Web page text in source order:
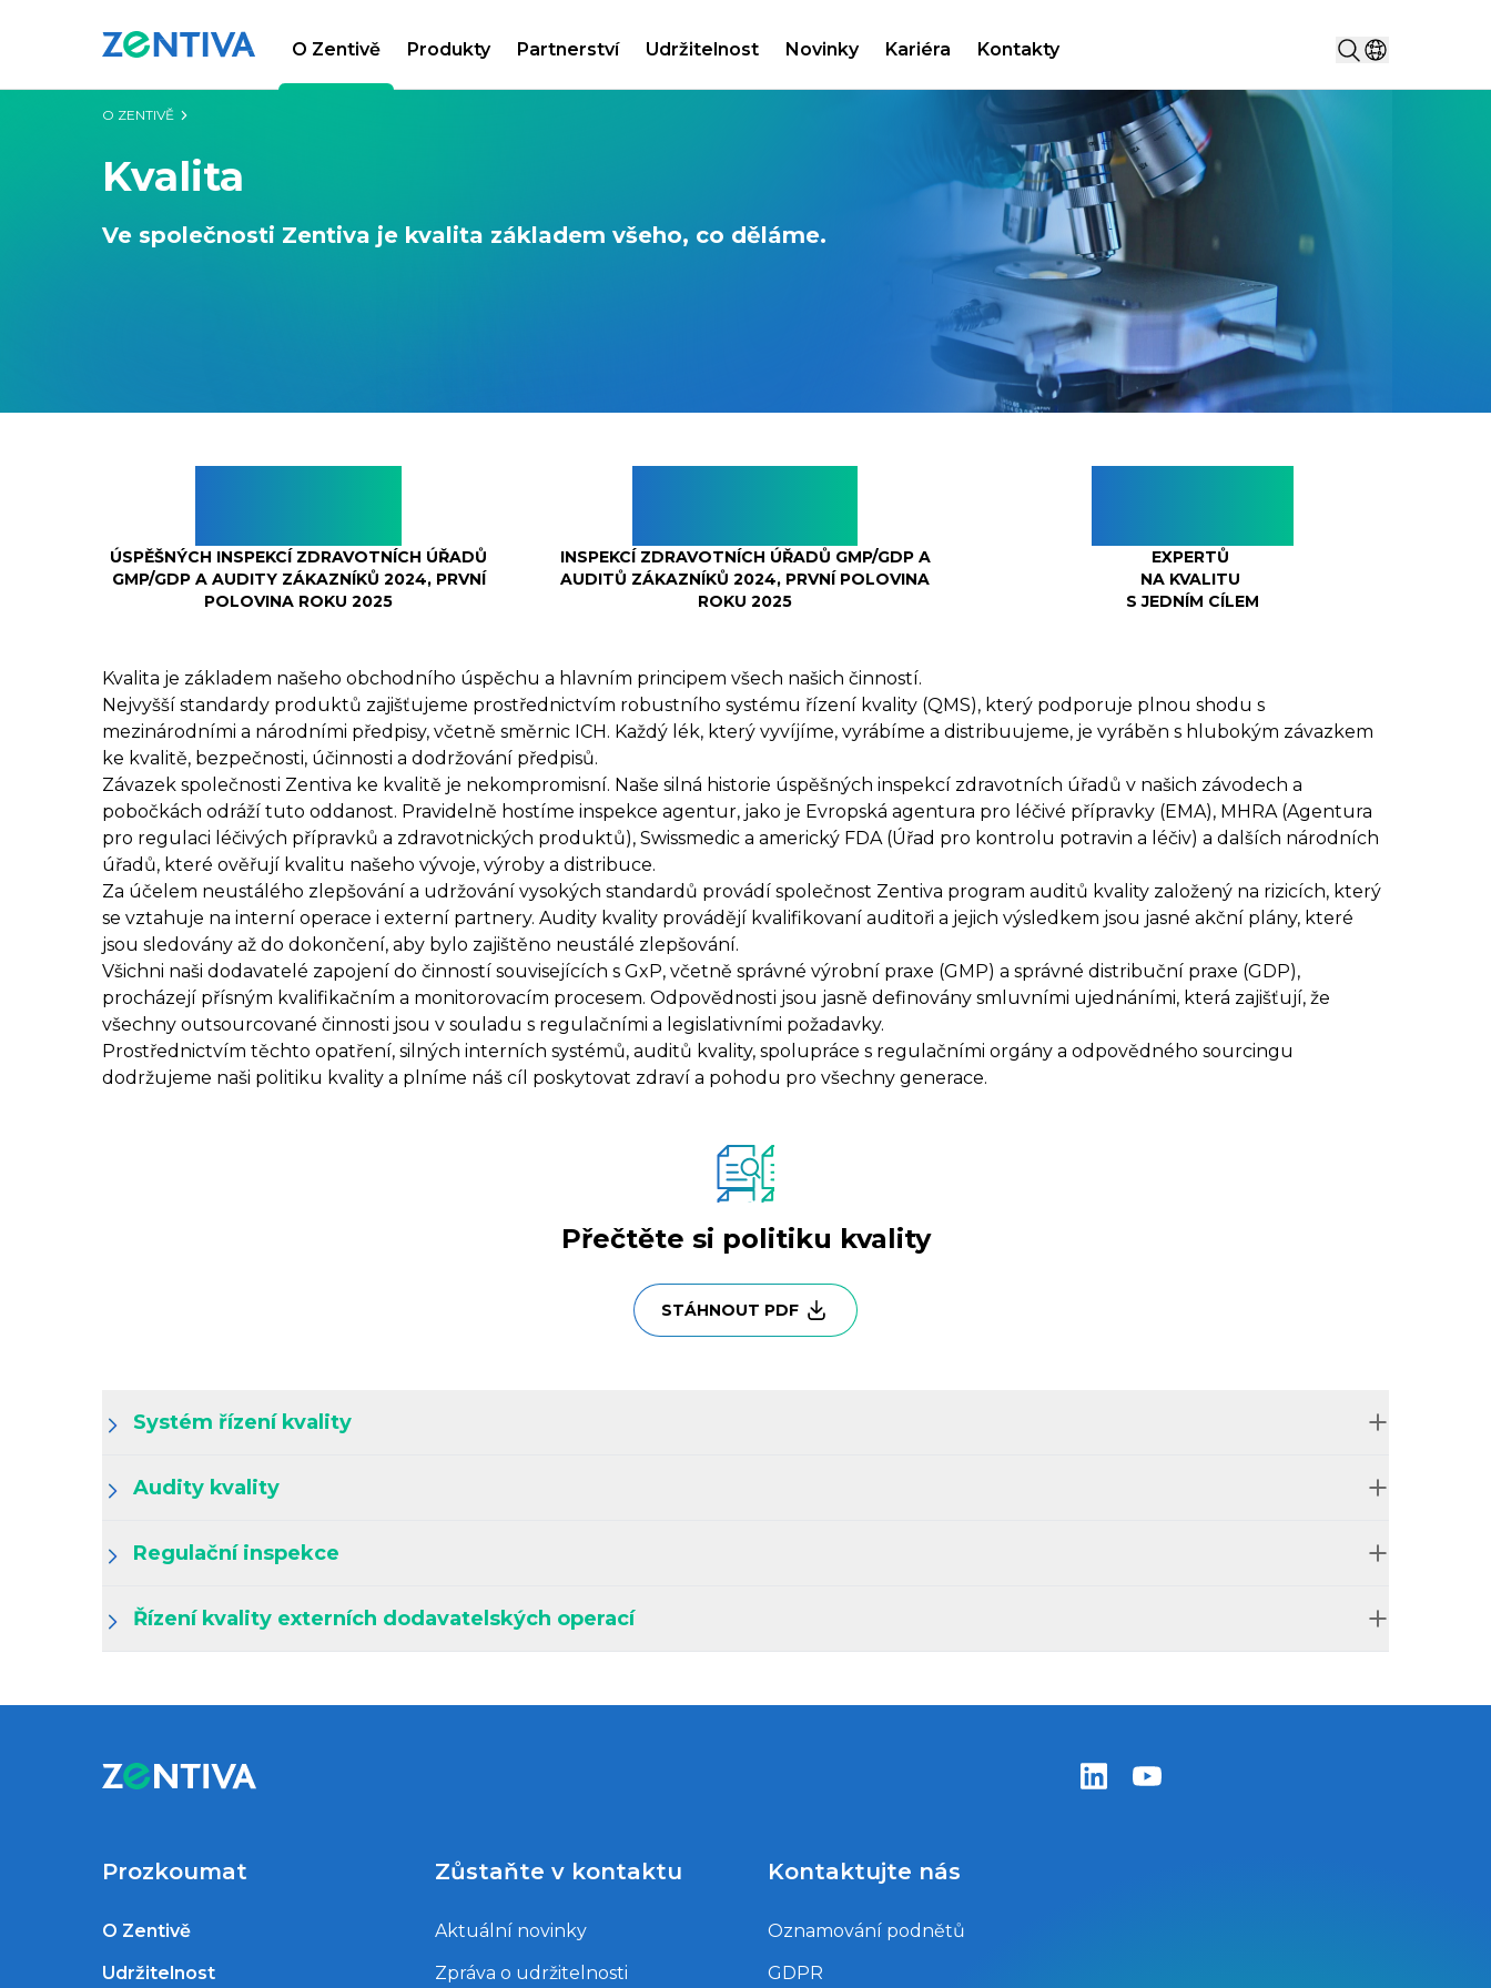
O Zentivě Produkty Partnerství Udržitelnost Novinky Kariéra Kontakty Vyhledat...
Vyberte zemi
O ZENTIVĚ
Kvalita
Ve společnosti Zentiva je kvalita základem všeho, co děláme.
ÚSPĚŠNÝCH INSPEKCÍ ZDRAVOTNÍCH ÚŘADŮ
GMP/GDP A AUDITY ZÁKAZNÍKŮ 2024, PRVNÍ
POLOVINA ROKU 2025
INSPEKCÍ ZDRAVOTNÍCH ÚŘADŮ GMP/GDP A
AUDITŮ ZÁKAZNÍKŮ 2024, PRVNÍ POLOVINA
ROKU 2025
EXPERTŮ
NA KVALITU
S JEDNÍM CÍLEM
Kvalita je základem našeho obchodního úspěchu a hlavním principem všech našich činností.
Nejvyšší standardy produktů zajišťujeme prostřednictvím robustního systému řízení kvality (QMS), který podporuje plnou shodu s
mezinárodními a národními předpisy, včetně směrnic ICH. Každý lék, který vyvíjíme, vyrábíme a distribuujeme, je vyráběn s hlubokým závazkem
ke kvalitě, bezpečnosti, účinnosti a dodržování předpisů.
Závazek společnosti Zentiva ke kvalitě je nekompromisní. Naše silná historie úspěšných inspekcí zdravotních úřadů v našich závodech a
pobočkách odráží tuto oddanost. Pravidelně hostíme inspekce agentur, jako je Evropská agentura pro léčivé přípravky (EMA), MHRA (Agentura
pro regulaci léčivých přípravků a zdravotnických produktů), Swissmedic a americký FDA (Úřad pro kontrolu potravin a léčiv) a dalších národních
úřadů, které ověřují kvalitu našeho vývoje, výroby a distribuce.
Za účelem neustálého zlepšování a udržování vysokých standardů provádí společnost Zentiva program auditů kvality založený na rizicích, který
se vztahuje na interní operace i externí partnery. Audity kvality provádějí kvalifikovaní auditoři a jejich výsledkem jsou jasné akční plány, které
jsou sledovány až do dokončení, aby bylo zajištěno neustálé zlepšování.
Všichni naši dodavatelé zapojení do činností souvisejících s GxP, včetně správné výrobní praxe (GMP) a správné distribuční praxe (GDP),
procházejí přísným kvalifikačním a monitorovacím procesem. Odpovědnosti jsou jasně definovány smluvními ujednáními, která zajišťují, že
všechny outsourcované činnosti jsou v souladu s regulačními a legislativními požadavky.
Prostřednictvím těchto opatření, silných interních systémů, auditů kvality, spolupráce s regulačními orgány a odpovědného sourcingu
dodržujeme naši politiku kvality a plníme náš cíl poskytovat zdraví a pohodu pro všechny generace.
Přečtěte si politiku kvality
STÁHNOUT PDF
Systém řízení kvality
Audity kvality
Regulační inspekce
Řízení kvality externích dodavatelských operací
Zentiva LinkedIn
Zentiva YouTube
Prozkoumat
O Zentivě
Udržitelnost
Zůstaňte v kontaktu
Aktuální novinky
Zpráva o udržitelnosti
Kontaktujte nás
Oznamování podnětů
GDPR